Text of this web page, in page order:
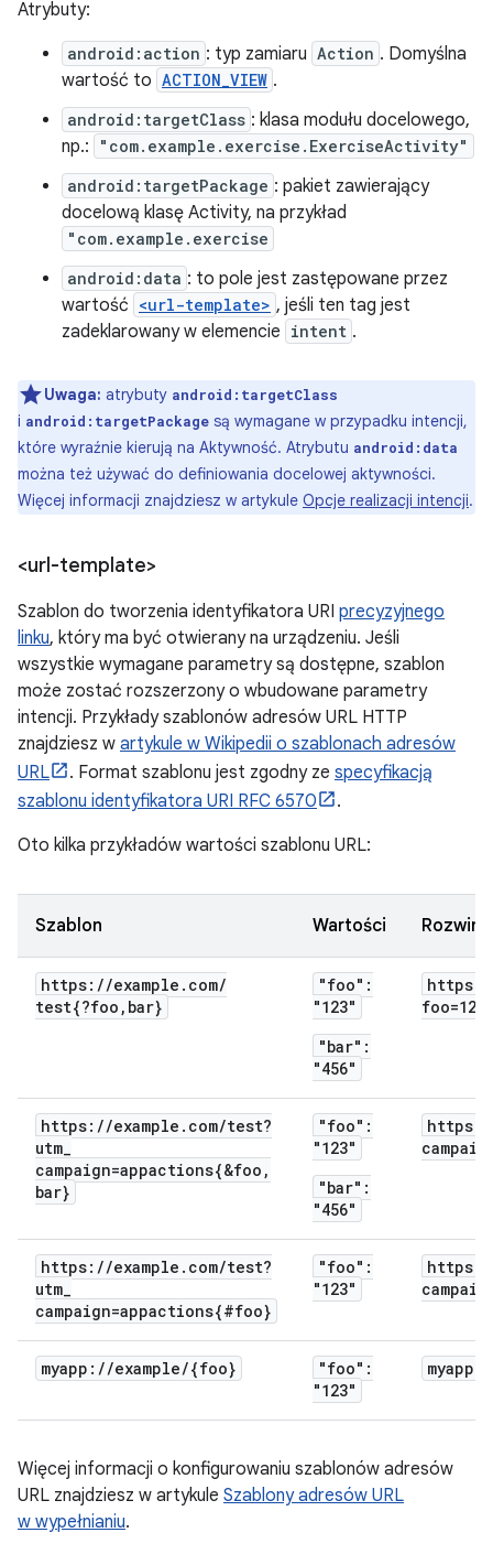
Atrybuty:
android:action : typ zamiaru Action . Domyślna
wartość to ACTION_VIEW .
android:targetClass : klasa modułu docelowego,
np.:
"com.example.exercise.ExerciseActivity"
android:targetPackage : pakiet zawierający
docelową klasę Activity, na przykład
"com.example.exercise
android:data : to pole jest zastępowane przez
wartość <url-template> , jeśli ten tag jest
zadeklarowany w elemencie intent .
Uwaga: atrybuty android:targetClass
i android:targetPackage są wymagane w przypadku intencji,
które wyraźnie kierują na Aktywność. Atrybutu android:data
można też używać do definiowania docelowej aktywności.
Więcej informacji znajdziesz w artykule Opcje realizacji intencji.
<url-template>
Szablon do tworzenia identyfikatora URI precyzyjnego
linku, który ma być otwierany na urządzeniu. Jeśli
wszystkie wymagane parametry są dostępne, szablon
może zostać rozszerzony o wbudowane parametry
intencji. Przykłady szablonów adresów URL HTTP
znajdziesz w artykule w Wikipedii o szablonach adresów
URL
. Format szablonu jest zgodny ze specyfikacją
szablonu identyfikatora URI RFC 6570
.
Oto kilka przykładów wartości szablonu URL:
Szablon Wartości
https: //example . com/
test{?foo , bar}
"foo":
"123"
"bar":
"456"
https:
https: //example . com/test?
utm_
campaign=appactions{&foo ,
bar}
"foo":
"123"
"bar":
"456"
https:
https: //example . com/test?
utm_
campaign=appactions{#foo}
"foo":
"123"
https:
myapp: //example/{foo}
"foo":
"123"
myapp:
Więcej informacji o konfigurowaniu szablonów adresów
URL znajdziesz w artykule Szablony adresów URL
w wypełnianiu.